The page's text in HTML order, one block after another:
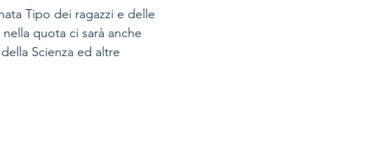
Tipo dei ragazzi e delle
quota ci sarà anche
Scienza ed altre